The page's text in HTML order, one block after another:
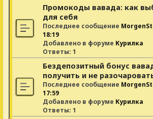
Промокоды вавада: как
для себя
Последнее сообщение
18:19
Добавлено в форуме Курилка
Ответы: 1
Бездепозитный бонус
получить и не
Последнее сообщение
17:59
Добавлено в форуме Курилка
Ответы: 1